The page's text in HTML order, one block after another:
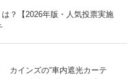
？【2026年版・人気投票実施
カインズの“車内遮光カーテ